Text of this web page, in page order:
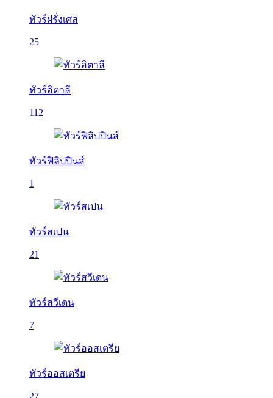
ทัวร์ฝรั่งเศส
25
ทัวร์อิตาลี
112
ทัวร์ฟิลิปปินส์
1
ทัวร์สเปน
21
ทัวร์สวีเดน
7
ทัวร์ออสเตรีย
27